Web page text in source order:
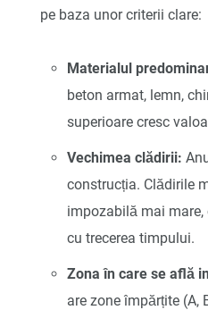
pe baza unor criterii clare:
Materialul
beton armat, lemn,
superioare cresc
Vechimea clădirii:
construcția. Clădirile
impozabilă mai mare,
cu trecerea timpului.
Zona în care se află
are zone împărțite (A,